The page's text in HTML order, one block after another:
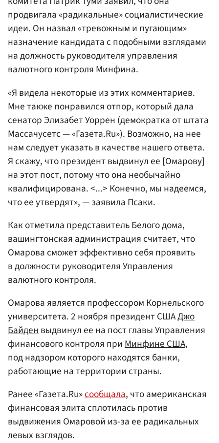
продвигала «радикальные» социалистические
идеи. Он назвал «тревожным и пугающим»
назначение кандидата с подобными взглядами
на должность руководителя управления
валютного контроля Минфина.
«Я видела некоторые из этих комментариев.
Мне также понравился отпор, который дала
сенатор Элизабет Уоррен (демократка от штата
Массачусетс — «Газета.Ru»). Возможно, на нее
нам следует указать в качестве нашего ответа.
Я скажу, что президент выдвинул ее [Омарову]
на этот пост, потому что она необычайно
квалифицирована. <...> Конечно, мы надеемся,
что ее утвердят», — заявила Псаки.
Как отметила представитель Белого дома,
вашингтонская администрация считает, что
Омарова сможет эффективно себя проявить
в должности руководителя Управления
валютного контроля.
Омарова является профессором Корнельского
университета. 2 ноября президент СШАДжо
Байденвыдвинул ее на пост главы Управления
финансового контроля приМинфине США,
под надзором которого находятся банки,
работающие на территории страны.
Ранее «Газета.Ru»сообщала, что американская
финансовая элита сплотилась против
выдвижения Омаровой из-за ее радикальных
левых взглядов.